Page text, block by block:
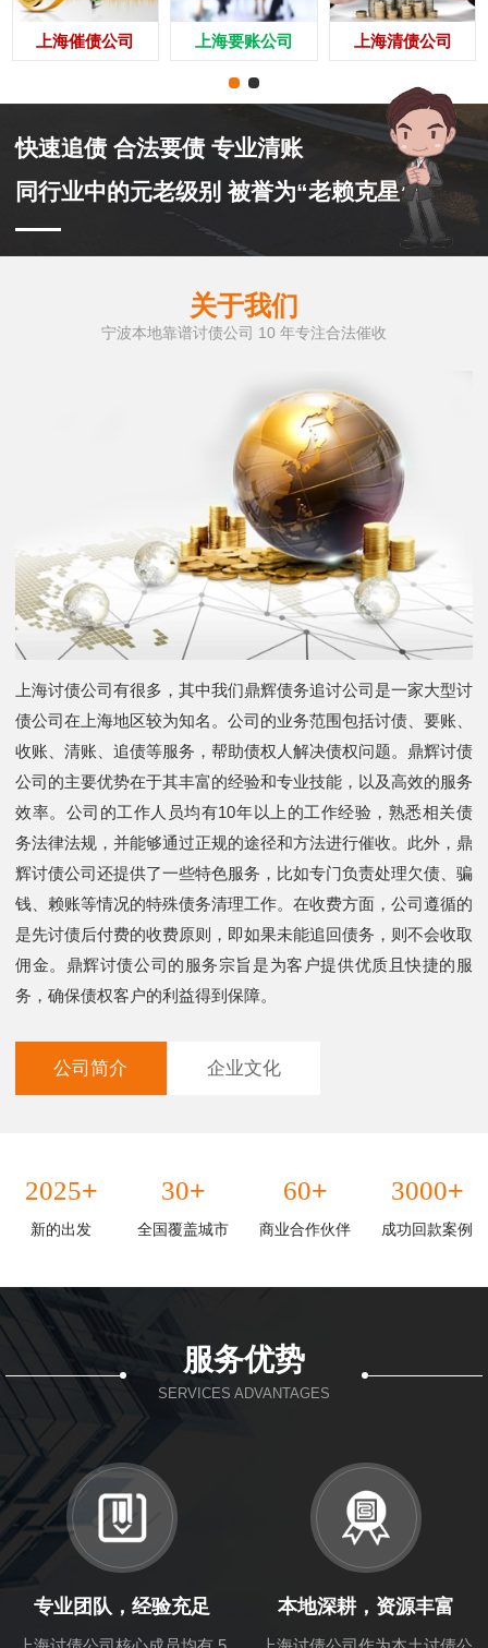
上海催债公司 上海要账公司 上海清债公司
快速追债 合法要债 专业清账
同行业中的元老级别 被誉为“老赖克星”
关于我们
宁波本地靠谱讨债公司 10 年专注合法催收
上海讨债公司有很多，其中我们鼎辉债务追讨公司是一家大型讨
债公司在上海地区较为知名。公司的业务范围包括讨债、要账、
收账、清账、追债等服务，帮助债权人解决债权问题。鼎辉讨债
公司的主要优势在于其丰富的经验和专业技能，以及高效的服务
效率。公司的工作人员均有10年以上的工作经验，熟悉相关债
务法律法规，并能够通过正规的途径和方法进行催收。此外，鼎
辉讨债公司还提供了一些特色服务，比如专门负责处理欠债、骗
钱、赖账等情况的特殊债务清理工作。在收费方面，公司遵循的
是先讨债后付费的收费原则，即如果未能追回债务，则不会收取
佣金。鼎辉讨债公司的服务宗旨是为客户提供优质且快捷的服
务，确保债权客户的利益得到保障。
公司简介 企业文化
2025+
新的出发
30+
全国覆盖城市
60+
商业合作伙伴
3000+
成功回款案例
服务优势
SERVICES ADVANTAGES
专业团队，经验充足 本地深耕，资源丰富